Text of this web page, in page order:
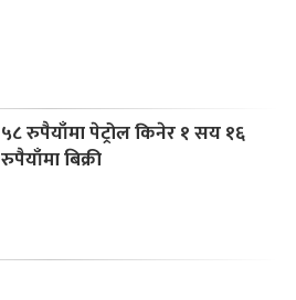
५८ रुपैयाँमा पेट्रोल किनेर १ सय १६
रुपैयाँमा बिक्री